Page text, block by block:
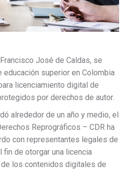
José de Caldas, se
educación superior en Colombia
licenciamiento digital de
por derechos de autor.
alrededor de un año y medio, el
Reprográficos – CDR ha
con representantes legales de
fin de otorgar una licencia
los contenidos digitales de